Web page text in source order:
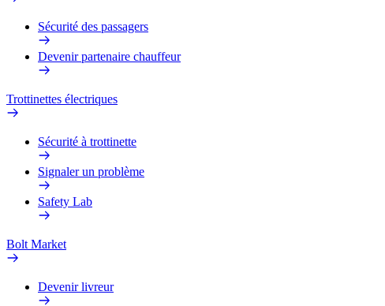
Sécurité des passagers
Devenir partenaire chauffeur
Trottinettes électriques
Sécurité à trottinette
Signaler un problème
Safety Lab
Bolt Market
Devenir livreur